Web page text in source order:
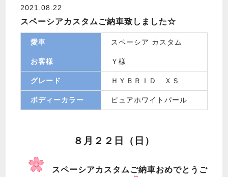
2021.08.22
スペーシアカスタムご納車致しました☆
愛車 スペーシア カスタム
お客様 Ｙ様
グレード ＨＹＢＲＩＤ ＸＳ
ボディーカラー ピュアホワイトパール
８月２２日（日）
スペーシアカスタムご納車おめでとうご